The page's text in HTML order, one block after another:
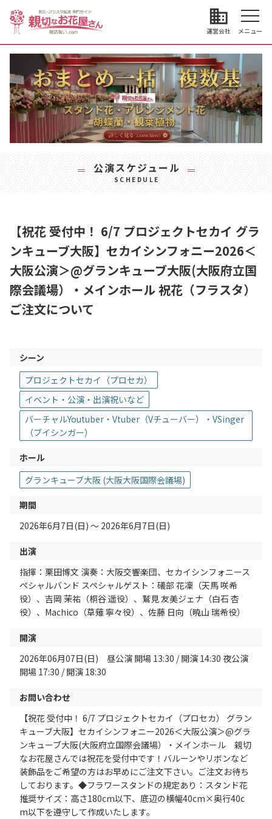
business
運営会社 メニュー
公演スケジュール
SCHEDULE
【祝花 受付中！ 6/7 プロジェクトセカイ グラ
ンキューブ大阪】セカイシンフォニー2026＜
大阪公演＞@グランキューブ大阪(大阪府立国
際会議場）・メインホール 祝花（フラスタ）
ご注文について
シーン
プロジェクトセカイ（プロセカ）
イベント・公演・出演祝いなど
バーチャルYoutuber・Vtuber（Vチューバー）・VSinger
（ブイシンガー）
ホール
グランキューブ大阪 (大阪大阪国際会議場)
期間
2026年6月7日(日) 〜 2026年6月7日(日)
出演
指揮：栗田博文 演奏：大阪交響楽団、セカイシンフォニース
ペシャルバンド スペシャルゲスト：礒部 花凜（天馬 咲希
役）、吉岡 茉祐（桐谷 遥役）、鷲見 友美ジェナ（白石 杏
役）、Machico（草薙 寧々役）、佐藤 日向（暁山 瑞希役）
開演
2026年06月07日(日) 昼公演 開場 13:30 / 開演 14:30 夜公演
開場 17:30 / 開演 18:30
お問い合わせ
【祝花 受付中！ 6/7 プロジェクトセカイ（プロセカ） グラン
キューブ大阪】セカイシンフォニー2026＜大阪公演＞@グラ
ンキューブ大阪(大阪府立国際会議場）・メインホール 親切
なお花屋さんでは祝花を受付中です！バルーンやリボンなど
装飾品をご希望の方はお早めにご注文下さい。ご注文お待ち
しております。◆フラワースタンドの規定あり：スタンド花
推奨サイズ：高さ180cm以下、底辺の横幅40cm×奥行40c
m以下を遵守して作成いたします。